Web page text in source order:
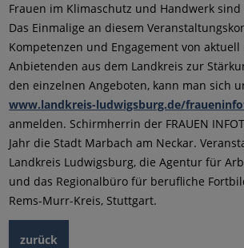
Frauen im Klimaschutz und Handwerk
Das Einmalige an diesem
Kompetenzen und Engagement von
Anbietenden aus dem Landkreis zur
den einzelnen Angeboten, kann man sich
www.landkreis-ludwigsburg.de/
anmelden. Schirmherrin der FRAUEN
Jahr die Stadt Marbach am Neckar.
Landkreis Ludwigsburg, die Agentur für
und das Regionalbüro für berufliche
Rems-Murr-Kreis, Stuttgart.
zurück